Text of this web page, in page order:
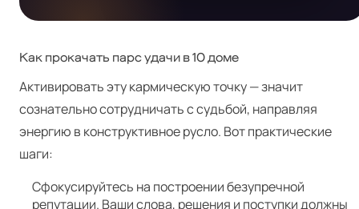
Как прокачать парс удачи в 10 доме
Активировать эту кармическую точку — значит
сознательно сотрудничать с судьбой, направляя
энергию в конструктивное русло. Вот практические
шаги:
Сфокусируйтесь на построении безупречной
репутации. Ваши слова, решения и поступки должны